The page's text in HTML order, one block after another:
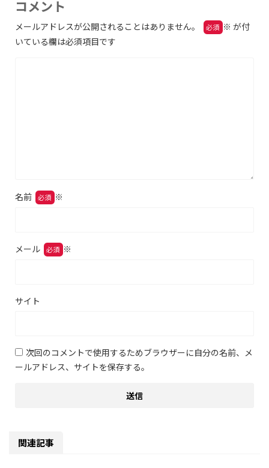
コメント
メールアドレスが公開されることはありません。 ※ が付
いている欄は必須項目です
名前 ※
メール ※
サイト
次回のコメントで使用するためブラウザーに自分の名前、メ
ールアドレス、サイトを保存する。
関連記事